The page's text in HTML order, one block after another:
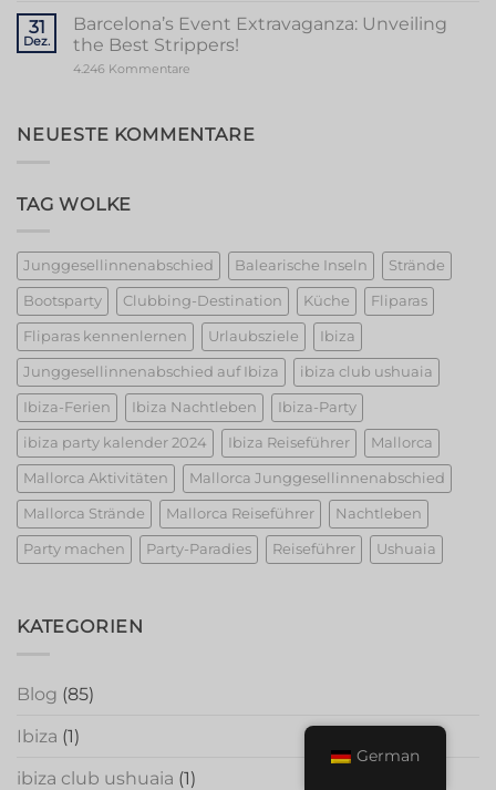
Unforgettable
Girls
Night
31
Dez.
Barcelona’s Event Extravaganza: Unveiling
the Best Strippers!
4.246 Kommentare
Unveiling
the
NEUESTE KOMMENTARE
TAG WOLKE
Junggesellinnenabschied Balearische Inseln Strände
Bootsparty Clubbing-Destination Küche Fliparas
Fliparas kennenlernen Urlaubsziele Ibiza
Junggesellinnenabschied auf Ibiza ibiza club ushuaia
Ibiza-Ferien Ibiza Nachtleben Ibiza-Party
ibiza party kalender 2024 Ibiza Reiseführer Mallorca
Mallorca Aktivitäten Mallorca Junggesellinnenabschied
Mallorca Strände Mallorca Reiseführer Nachtleben
Party machen Party-Paradies Reiseführer Ushuaia
KATEGORIEN
Blog (85)
Ibiza (1)
ibiza club ushuaia (1)
German